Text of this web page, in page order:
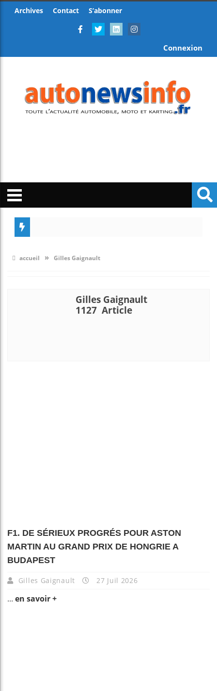
Archives Contact S’abonner
Connexion
accueil » Gilles Gaignault
Gilles Gaignault
1127 Article
F1. DE SÉRIEUX PROGRÉS POUR ASTON
MARTIN AU GRAND PRIX DE HONGRIE A
BUDAPEST
Gilles Gaignault 27 Juil 2026
... en savoir +